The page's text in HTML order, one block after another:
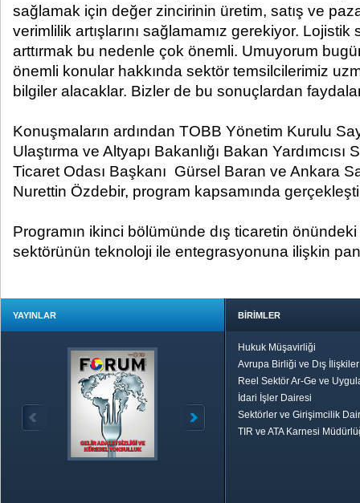
sağlamak için değer zincirinin üretim, satış ve
verimlilik artışlarını sağlamamız gerekiyor.
arttırmak bu nedenle çok önemli. Umuyorum
önemli konular hakkında sektör temsilcilerimiz
bilgiler alacaklar. Bizler de bu sonuçlardan
Konuşmaların ardından TOBB Yönetim Kurulu
Ulaştırma ve Altyapı Bakanlığı Bakan
Ticaret Odası Başkanı Gürsel Baran ve Ankara
Nurettin Özdebir, program kapsamında
Programın ikinci bölümünde dış ticaretin
sektörünün teknoloji ile entegrasyonuna ilişkin
YAYINLAR BİRİMLER
Hukuk Müşavirliği
Avrupa Birliği ve Dış
Reel Sektör Ar-Ge ve
İdari İşler Dairesi
Sektörler ve Girişimcilik
TIR ve ATA Karnesi